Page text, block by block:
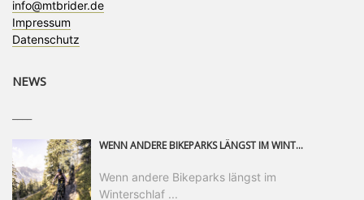
info@mtbrider.de
Impressum
Datenschutz
NEWS
WENN ANDERE BIKEPARKS LÄNGST IM WINTERSCHLAF SIND, IST MAN IN SAALFELDEN LEOGANG IMMER NOCH AM MOUNTAINBIKEN. IST DER HERBST DIE SCHÖNSTE ZEIT DES JAHRES? AUF DEN TRAILS RUND UM SAALFELDEN LEOGANG UND IM EPIC BIKEPARK LEOGANG IST ER DAS AUF JEDEN FALL – UND DIE GEFÜHLT DIE LÄNGSTE NOCH DAZU. NOCH BIS MINDESTENS 8. NOVEMBER STEHT DAS PINZGAUER MOUNTAINBIKE-PARADIES ALLEN RIDERN OFFEN, DIE EINFACH NICHT GENUG KRIEGEN KÖNNEN. DABEI HÄLT DIE GOLDENE JAHRESZEIT IN SAALFELDEN LEOGANG WEIT MEHR ALS LINES, TRAILS UND HERBSTPANORAMEN BEREIT: MIT DEM BIKE FESTIVAL, VERSCHIEDENEN LADIES SHRED EVENTS UND EINEM DIE GESAMTE SAISON ANDAUERNDEN PHOTO CONTEST ZUM 25-JÄHRIGEN BIKEPARK-JUBILÄUM GIBT ES RUND UM ÖSTERREICHS ÄLTESTEN BIKEPARK EINIGES ZU ERLEBEN.
Wenn andere Bikeparks längst im
Winterschlaf ...